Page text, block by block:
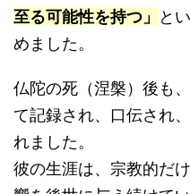
至る可能性を持つ」
と
めました。
仏陀の死（涅槃）後も
て記録され、口伝され
れました。
彼の生涯は、宗教的だ